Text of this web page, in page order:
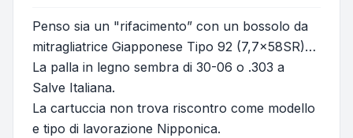
Penso sia un "rifacimento” con un bossolo da
mitragliatrice Giapponese Tipo 92 (7,7x58SR)…
La palla in legno sembra di 30-06 o .303 a
Salve Italiana.
La cartuccia non trova riscontro come modello
e tipo di lavorazione Nipponica.